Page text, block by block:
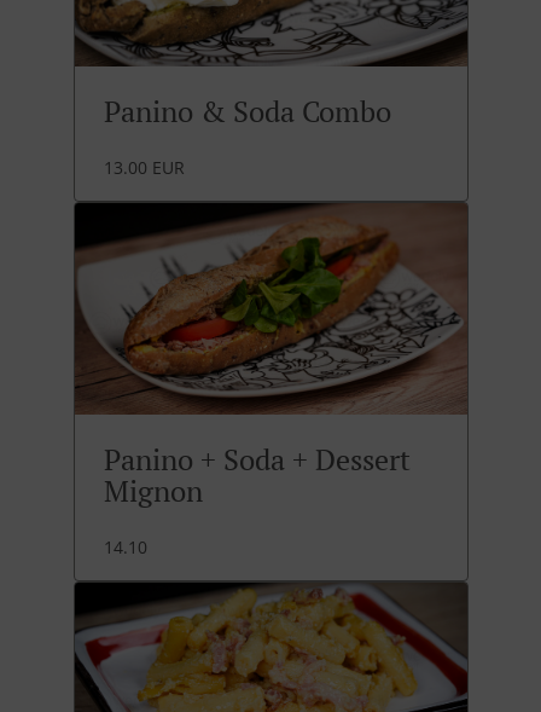
Panino & Soda Combo
13.00 EUR
Panino + Soda + Dessert
Mignon
14.10